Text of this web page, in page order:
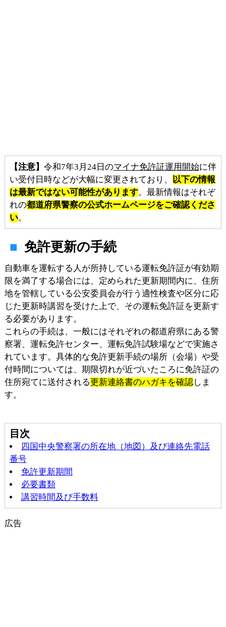
【注意】 令和7年3月24日のマイナ免許証運用開始に伴
い受付日時などが大幅に変更されており、 以下の情報
は最新ではない可能性があります。最新情報はそれぞ
れの都道府県警察の公式ホームページをご確認くださ
い。
免許更新の手続
自動車を運転する人が所持している運転免許証が有効期
限を満了する場合には、定められた更新期間内に、住所
地を管轄している公安委員会が行う適性検査や区分に応
じた更新時講習を受けた上で、その運転免許証を更新す
る必要があります。
これらの手続は、一般にはそれぞれの都道府県にある警
察署、運転免許センター、運転免許試験場などで実施さ
れています。具体的な免許更新手続の場所（会場）や受
付時間については、期限切れが近づいたころに免許証の
住所宛てに送付される 更新連絡書のハガキを確認しま
す。
目次
四国中央警察署の所在地（地図）及び連絡先電話
番号
免許更新期間
必要書類
講習時間及び手数料
広告